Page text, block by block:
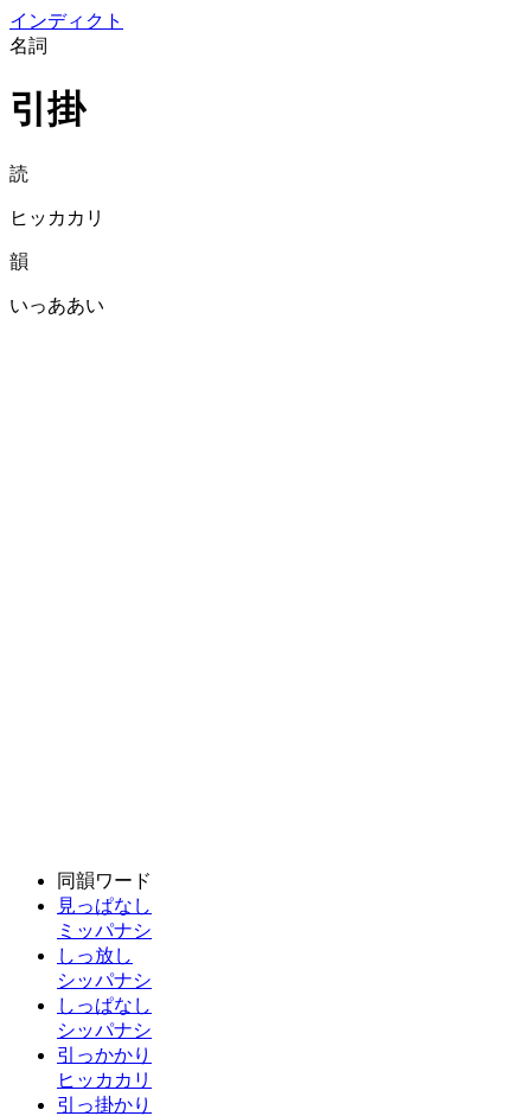
インディクト
名詞
引掛
読
ヒッカカリ
韻
いっああい
同韻ワード
見っぱなし
ミッパナシ
しっ放し
シッパナシ
しっぱなし
シッパナシ
引っかかり
ヒッカカリ
引っ掛かり